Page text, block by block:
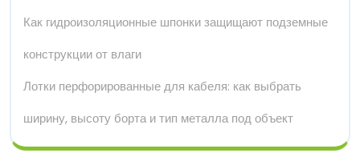
Как гидроизоляционные шпонки защищают подземные
конструкции от влаги
Лотки перфорированные для кабеля: как выбрать
ширину, высоту борта и тип металла под объект